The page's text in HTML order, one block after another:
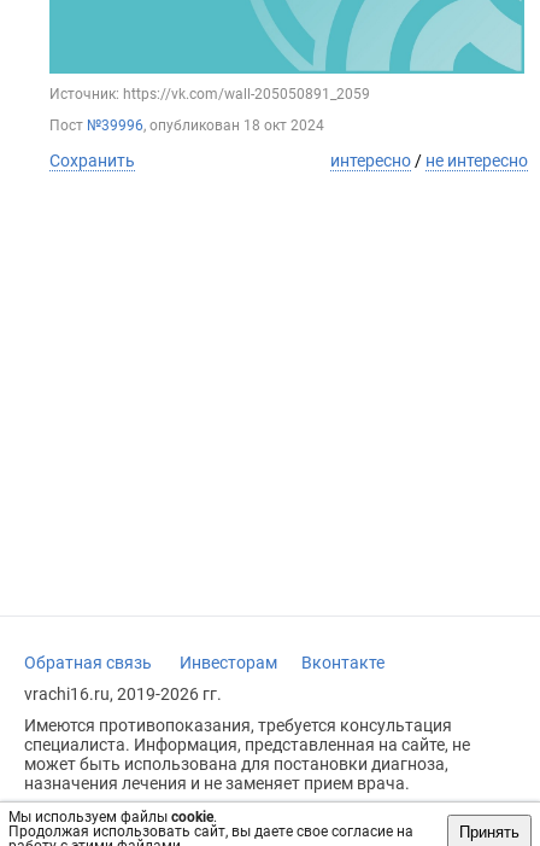
Мы используем файлы cookie.
Продолжая использовать сайт, вы даете свое согласие на
Принять
Источник: https://vk.com/wall-205050891_2059
Пост №39996, опубликован 18 окт 2024
Сохранить интересно / не интересно
Обратная связь Инвесторам
Вконтакте
vrachi16.ru, 2019-2026 гг.
Имеются противопоказания, требуется консультация
специалиста. Информация, представленная на сайте, не
может быть использована для постановки диагноза,
назначения лечения и не заменяет прием врача.
Возрастное ограничение: 18+